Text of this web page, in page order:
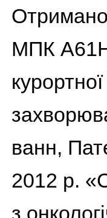
МПК
ванн,
2012 р.